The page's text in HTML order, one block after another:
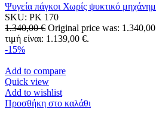
Ψυγεία πάγκοι Χωρίς ψυκτικό
SKU: PK 170
1.340,00€ Original price was:
τιμή είναι: 1.139,00 €.
-15%
Add to compare
Quick view
Add to wishlist
Προσθήκη στο καλάθι